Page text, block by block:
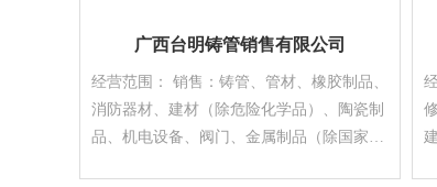
广西台明铸管销售有限公司
经营范围： 销售：铸管、管材、橡胶制品、
消防器材、建材（除危险化学品）、陶瓷制
品、机电设备、阀门、金属制品（除国家专